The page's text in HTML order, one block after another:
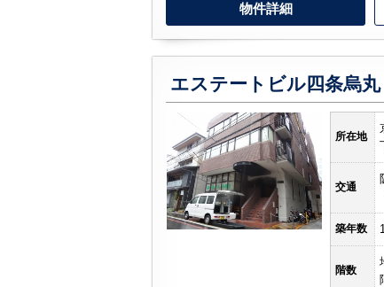
物件詳細
エステートビル四条烏丸
所在地
交通
築年数
階数